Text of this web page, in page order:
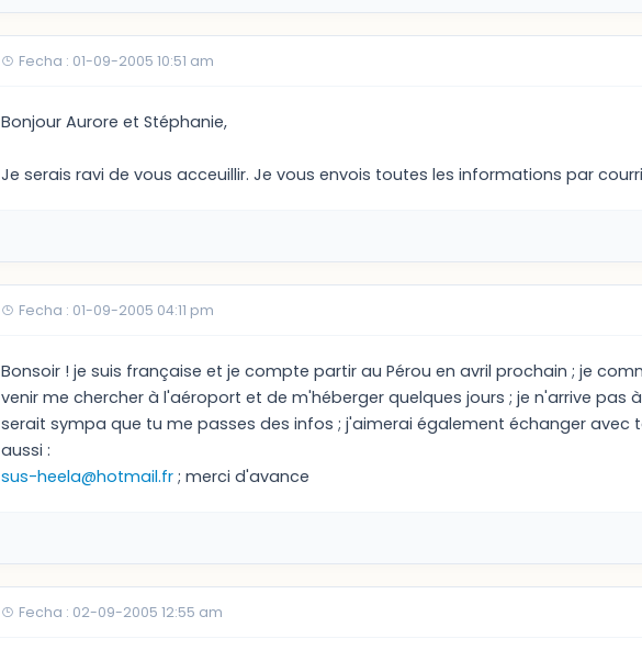
Fecha : 01-09-2005 10:51 am
Bonjour Aurore et Stéphanie,
Je serais ravi de vous acceuillir. Je vous envois toutes les informations par
Fecha : 01-09-2005 04:11 pm
Bonsoir ! je suis française et je compte partir au Pérou en avril prochain ; je
venir me chercher à l'aéroport et de m'héberger quelques jours ; je n'arrive
serait sympa que tu me passes des infos ; j'aimerai également échanger avec
aussi :
sus-heela@hotmail.fr ; merci d'avance
Fecha : 02-09-2005 12:55 am